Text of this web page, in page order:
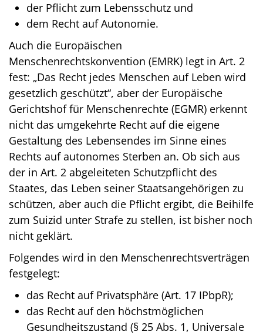
der Pflicht zum Lebensschutz und
dem Recht auf Autonomie.
Auch die Europäischen
Menschenrechtskonvention (EMRK) legt in Art. 2
fest: „Das Recht jedes Menschen auf Leben wird
gesetzlich geschützt“, aber der Europäische
Gerichtshof für Menschenrechte (EGMR) erkennt
nicht das umgekehrte Recht auf die eigene
Gestaltung des Lebensendes im Sinne eines
Rechts auf autonomes Sterben an. Ob sich aus
der in Art. 2 abgeleiteten Schutzpflicht des
Staates, das Leben seiner Staatsangehörigen zu
schützen, aber auch die Pflicht ergibt, die Beihilfe
zum Suizid unter Strafe zu stellen, ist bisher noch
nicht geklärt.
Folgendes wird in den Menschenrechtsverträgen
festgelegt:
das Recht auf Privatsphäre (Art. 17 IPbpR);
das Recht auf den höchstmöglichen
Gesundheitszustand (§ 25 Abs. 1, Universale